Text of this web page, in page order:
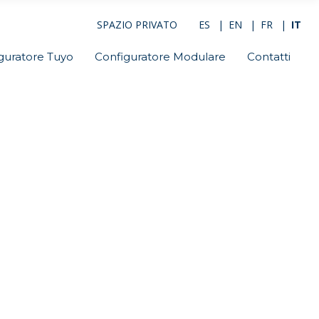
SPAZIO PRIVATO ES EN FR IT
Tuyo Configuratore Modulare Contatti